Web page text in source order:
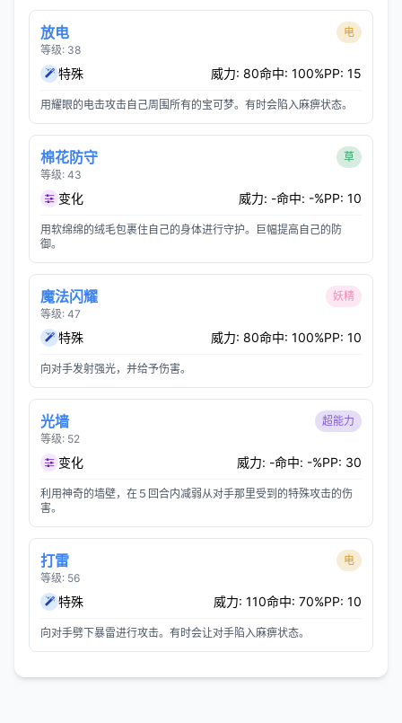
放电
等级: 38
电
特殊 威力: 80命中: 100%PP: 15
用耀眼的电击攻击自己周围所有的宝可梦。有时会陷入麻痹状态。
棉花防守
等级: 43
草
变化 威力: -命中: -%PP: 10
用软绵绵的绒毛包裹住自己的身体进行守护。巨幅提高自己的防
御。
魔法闪耀
等级: 47
妖精
特殊 威力: 80命中: 100%PP: 10
向对手发射强光，并给予伤害。
光墙
等级: 52
超能力
变化 威力: -命中: -%PP: 30
利用神奇的墙壁，在５回合内减弱从对手那里受到的特殊攻击的伤
害。
打雷
等级: 56
电
特殊 威力: 110命中: 70%PP: 10
向对手劈下暴雷进行攻击。有时会让对手陷入麻痹状态。